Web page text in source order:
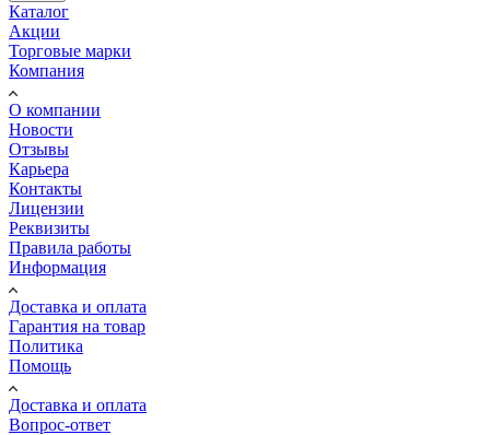
Каталог
Акции
Торговые марки
Компания
О компании
Новости
Отзывы
Карьера
Контакты
Лицензии
Реквизиты
Правила работы
Информация
Доставка и оплата
Гарантия на товар
Политика
Помощь
Доставка и оплата
Вопрос-ответ